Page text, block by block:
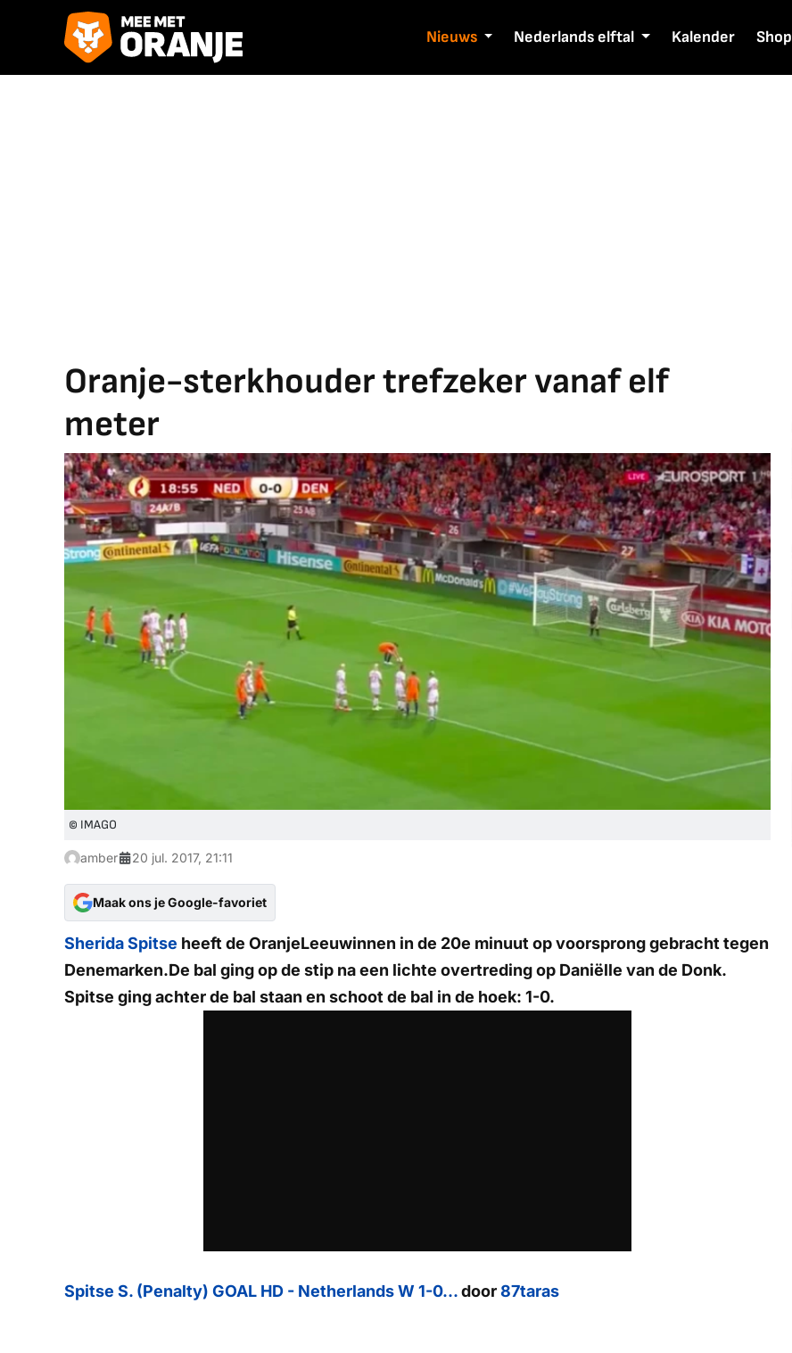
Nieuws Nederlands elftal Kalender Shop
Oranje-sterkhouder trefzeker vanaf elf
meter
© IMAGO
amber 20 jul. 2017, 21:11
Maak ons je Google-favoriet
Sherida Spitse heeft de OranjeLeeuwinnen in de 20e minuut op voorsprong gebracht tegen
Denemarken.De bal ging op de stip na een lichte overtreding op Daniëlle van de Donk.
Spitse ging achter de bal staan en schoot de bal in de hoek: 1-0.
Spitse S. (Penalty) GOAL HD - Netherlands W 1-0...door87taras